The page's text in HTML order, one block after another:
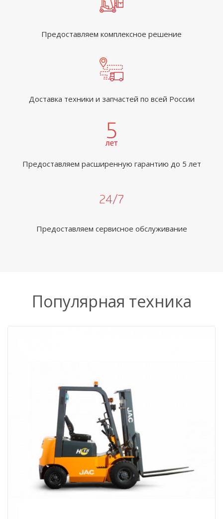
Предоставляем комплексное решение
Доставка техники и запчастей по всей России
Предоставляем расширенную гарантию до 5 лет
Предоставляем сервисное обслуживание
Популярная техника